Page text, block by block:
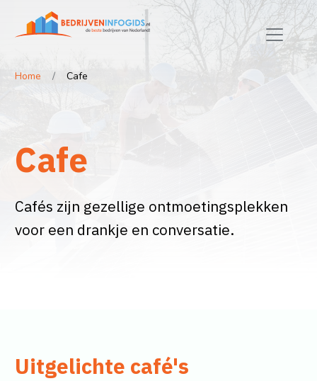
Home Cafe
Cafe
Cafés zijn gezellige ontmoetingsplekken
voor een drankje en conversatie.
Uitgelichte café's